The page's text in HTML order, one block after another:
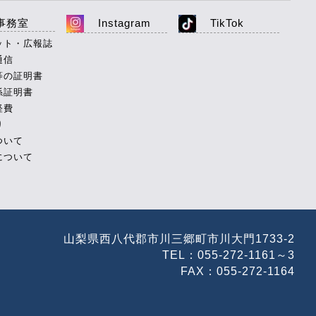
務室
ト・広報誌
信
の証明書
証明書
費
いて
ついて
Instagram TikTok
山梨県西八代郡市川三郷町市川大門1733-2
TEL：055-272-1161～3
FAX：055-272-1164